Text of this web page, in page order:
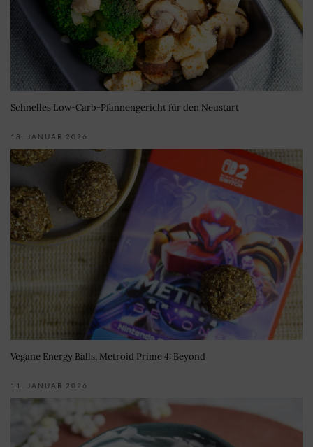
Schnelles Low-Carb-Pfannengericht für den Neustart
18. JANUAR 2026
Vegane Energy Balls, Metroid Prime 4: Beyond
11. JANUAR 2026